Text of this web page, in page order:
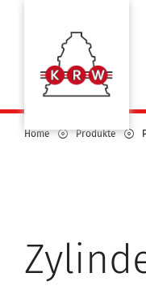
Home Produkte